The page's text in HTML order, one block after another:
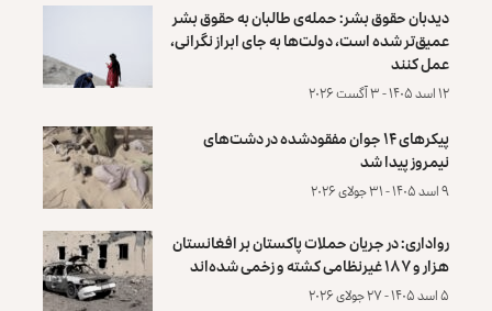
دیدبان حقوق بشر: حمله‌ی طالبان به حقوق بشر
عمیق‌تر شده است، دولت‌ها به جای ابراز نگرانی،
عمل کنند
۱۲ اسد ۱۴۰۵ - ۳ آگست ۲۰۲۶
پیکرهای ۱۴ جوان مفقودشده در دشت‌های
نیمروز پیدا شد
۹ اسد ۱۴۰۵ - ۳۱ جولای ۲۰۲۶
رواداری: در جریان حملات پاکستان بر افغانستان
هزار و ۱۸۷ غیرنظامی کشته و زخمی شده‌اند
۵ اسد ۱۴۰۵ - ۲۷ جولای ۲۰۲۶